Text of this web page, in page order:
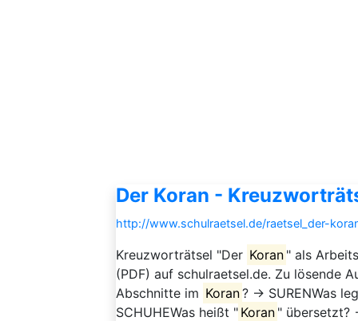
Der Koran -
http://www.schulraetsel.de/raetsel_der-
Kreuzworträtsel "Der Koran " als
(PDF) auf schulraetsel.de. Zu lösende
Abschnitte im Koran? → SURENWas
SCHUHEWas heißt " Koran " übersetzt?